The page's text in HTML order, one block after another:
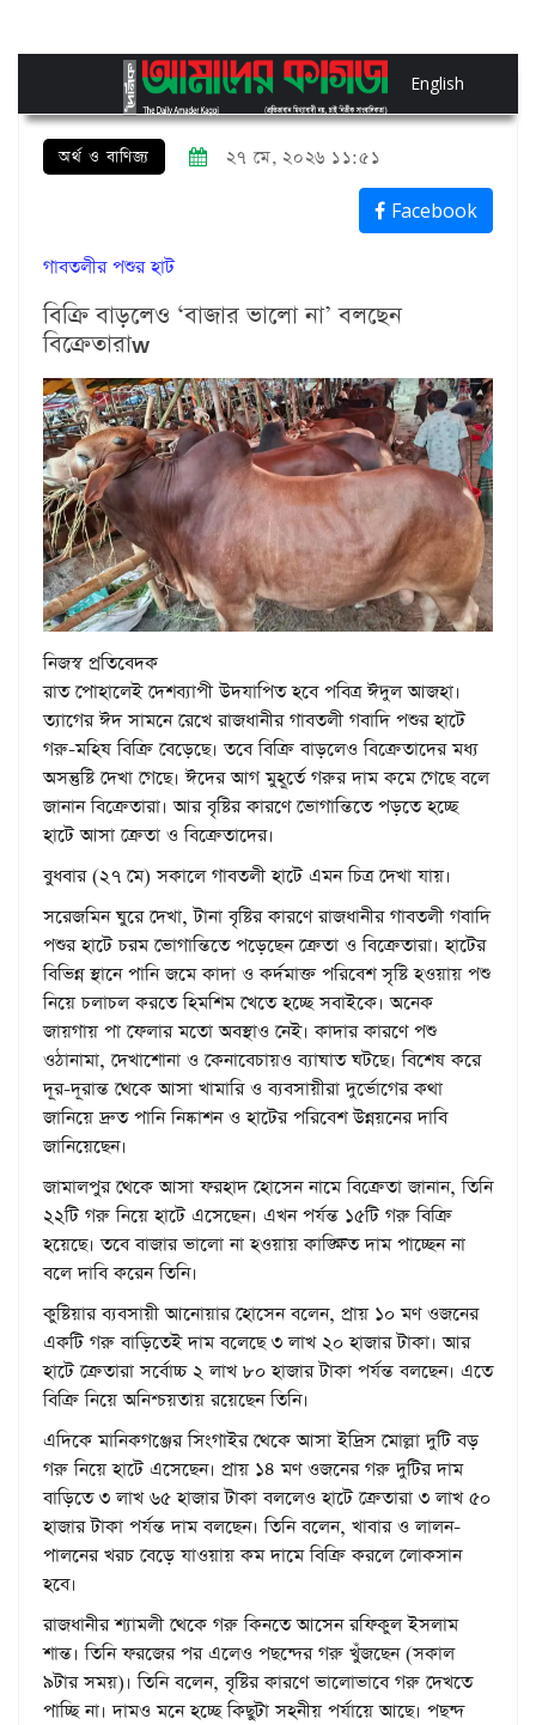
English
অর্থ ও বাণিজ্য ২৭ মে, ২০২৬ ১১:৫১
Facebook
গাবতলীর পশুর হাট
বিক্রি বাড়লেও ‘বাজার ভালো না’ বলছেন
বিক্রেতারাw
নিজস্ব প্রতিবেদক
রাত পোহালেই দেশব্যাপী উদযাপিত হবে পবিত্র ঈদুল আজহা।
ত্যাগের ঈদ সামনে রেখে রাজধানীর গাবতলী গবাদি পশুর হাটে
গরু-মহিষ বিক্রি বেড়েছে। তবে বিক্রি বাড়লেও বিক্রেতাদের মধ্য
অসন্তুষ্টি দেখা গেছে। ঈদের আগ মুহূর্তে গরুর দাম কমে গেছে বলে
জানান বিক্রেতারা। আর বৃষ্টির কারণে ভোগান্তিতে পড়তে হচ্ছে
হাটে আসা ক্রেতা ও বিক্রেতাদের।
বুধবার (২৭ মে) সকালে গাবতলী হাটে এমন চিত্র দেখা যায়।
সরেজমিন ঘুরে দেখা, টানা বৃষ্টির কারণে রাজধানীর গাবতলী গবাদি
পশুর হাটে চরম ভোগান্তিতে পড়েছেন ক্রেতা ও বিক্রেতারা। হাটের
বিভিন্ন স্থানে পানি জমে কাদা ও কর্দমাক্ত পরিবেশ সৃষ্টি হওয়ায় পশু
নিয়ে চলাচল করতে হিমশিম খেতে হচ্ছে সবাইকে। অনেক
জায়গায় পা ফেলার মতো অবস্থাও নেই। কাদার কারণে পশু
ওঠানামা, দেখাশোনা ও কেনাবেচায়ও ব্যাঘাত ঘটছে। বিশেষ করে
দূর-দূরান্ত থেকে আসা খামারি ও ব্যবসায়ীরা দুর্ভোগের কথা
জানিয়ে দ্রুত পানি নিষ্কাশন ও হাটের পরিবেশ উন্নয়নের দাবি
জানিয়েছেন।
জামালপুর থেকে আসা ফরহাদ হোসেন নামে বিক্রেতা জানান, তিনি
২২টি গরু নিয়ে হাটে এসেছেন। এখন পর্যন্ত ১৫টি গরু বিক্রি
হয়েছে। তবে বাজার ভালো না হওয়ায় কাঙ্ক্ষিত দাম পাচ্ছেন না
বলে দাবি করেন তিনি।
কুষ্টিয়ার ব্যবসায়ী আনোয়ার হোসেন বলেন, প্রায় ১০ মণ ওজনের
একটি গরু বাড়িতেই দাম বলেছে ৩ লাখ ২০ হাজার টাকা। আর
হাটে ক্রেতারা সর্বোচ্চ ২ লাখ ৮০ হাজার টাকা পর্যন্ত বলছেন। এতে
বিক্রি নিয়ে অনিশ্চয়তায় রয়েছেন তিনি।
এদিকে মানিকগঞ্জের সিংগাইর থেকে আসা ইদ্রিস মোল্লা দুটি বড়
গরু নিয়ে হাটে এসেছেন। প্রায় ১৪ মণ ওজনের গরু দুটির দাম
বাড়িতে ৩ লাখ ৬৫ হাজার টাকা বললেও হাটে ক্রেতারা ৩ লাখ ৫০
হাজার টাকা পর্যন্ত দাম বলছেন। তিনি বলেন, খাবার ও লালন-
পালনের খরচ বেড়ে যাওয়ায় কম দামে বিক্রি করলে লোকসান
হবে।
রাজধানীর শ্যামলী থেকে গরু কিনতে আসেন রফিকুল ইসলাম
শান্ত। তিনি ফরজের পর এলেও পছন্দের গরু খুঁজছেন (সকাল
৯টার সময়)। তিনি বলেন, বৃষ্টির কারণে ভালোভাবে গরু দেখতে
পাচ্ছি না। দামও মনে হচ্ছে কিছুটা সহনীয় পর্যায়ে আছে। পছন্দ